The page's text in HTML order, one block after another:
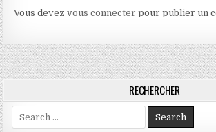
Vous devezvous connecter pour publier un
RECHERCHER
Search for: